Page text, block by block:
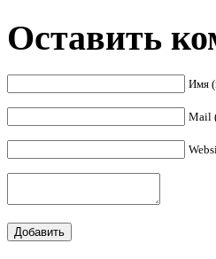
Оставить
Имя
Mail